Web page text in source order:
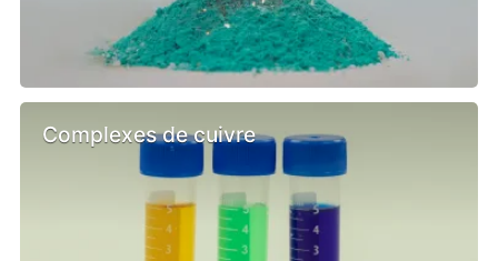
Complexes de cuivre